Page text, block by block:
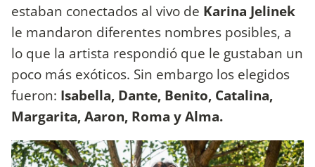
estaban conectados al vivo de Karina Jelinek
le mandaron diferentes nombres posibles, a
lo que la artista respondió que le gustaban un
poco más exóticos. Sin embargo los elegidos
fueron: Isabella, Dante, Benito, Catalina,
Margarita, Aaron, Roma y Alma.